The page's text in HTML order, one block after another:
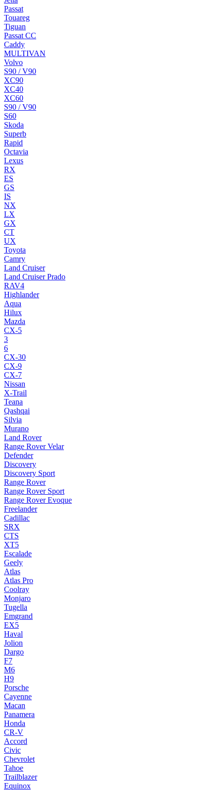
Passat
Touareg
Tiguan
Passat CC
Caddy
MULTIVAN
Volvo
S90 / V90
XC90
XC40
XC60
S90 / V90
S60
Skoda
Superb
Rapid
Octavia
Lexus
RX
ES
GS
IS
NX
LX
GX
CT
UX
Toyota
Camry
Land Cruiser
Land Cruiser Prado
RAV4
Highlander
Aqua
Hilux
Mazda
CX-5
3
6
CX-30
CX-9
CX-7
Nissan
X-Trail
Teana
Qashqai
Silvia
Murano
Land Rover
Range Rover Velar
Defender
Discovery
Discovery Sport
Range Rover
Range Rover Sport
Range Rover Evoque
Freelander
Cadillac
SRX
CTS
XT5
Escalade
Geely
Atlas
Atlas Pro
Coolray
Monjaro
Tugella
Emgrand
EX5
Haval
Jolion
Dargo
F7
M6
H9
Porsche
Cayenne
Macan
Panamera
Honda
CR-V
Accord
Civic
Chevrolet
Tahoe
Trailblazer
Equinox